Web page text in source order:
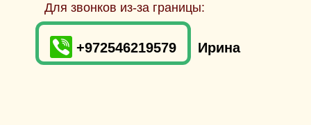
Для звонков из-за границы:
+972546219579 Ирина